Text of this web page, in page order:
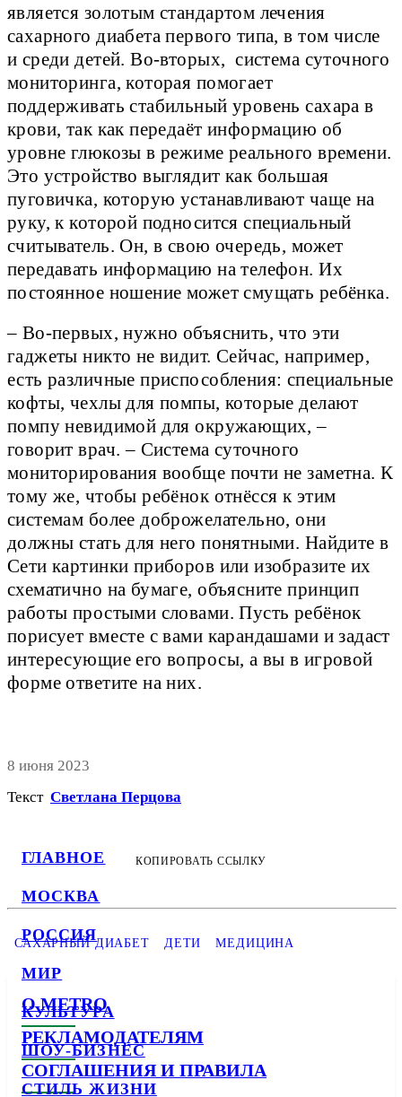
ГЛАВНОЕ
МОСКВА
РОССИЯ
МИР
КУЛЬТУРА
ШОУ-БИЗНЕС
СТИЛЬ ЖИЗНИ
является золотым стандартом лечения
сахарного диабета первого типа, в том числе
и среди детей. Во-вторых, система суточного
мониторинга, которая помогает
поддерживать стабильный уровень сахара в
крови, так как передаёт информацию об
уровне глюкозы в режиме реального времени.
Это устройство выглядит как большая
пуговичка, которую устанавливают чаще на
руку, к которой подносится специальный
считыватель. Он, в свою очередь, может
передавать информацию на телефон. Их
постоянное ношение может смущать ребёнка.
– Во-первых, нужно объяснить, что эти
гаджеты никто не видит. Сейчас, например,
есть различные приспособления: специальные
кофты, чехлы для помпы, которые делают
помпу невидимой для окружающих, –
говорит врач. – Система суточного
мониторирования вообще почти не заметна. К
тому же, чтобы ребёнок отнёсся к этим
системам более доброжелательно, они
должны стать для него понятными. Найдите в
Сети картинки приборов или изобразите их
схематично на бумаге, объясните принцип
работы простыми словами. Пусть ребёнок
порисует вместе с вами карандашами и задаст
интересующие его вопросы, а вы в игровой
форме ответите на них.
8 июня 2023
Текст Светлана Перцова
КОПИРОВАТЬ ССЫЛКУ
САХАРНЫЙ ДИАБЕТ ДЕТИ МЕДИЦИНА
О METRO
РЕКЛАМОДАТЕЛЯМ
СОГЛАШЕНИЯ И ПРАВИЛА